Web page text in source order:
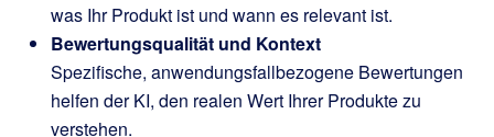
was Ihr Produkt ist und wann es relevant ist.
Bewertungsqualität und Kontext
Spezifische, anwendungsfallbezogene Bewertungen
helfen der KI, den realen Wert Ihrer Produkte zu
verstehen.